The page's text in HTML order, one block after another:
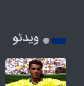
ویدئو